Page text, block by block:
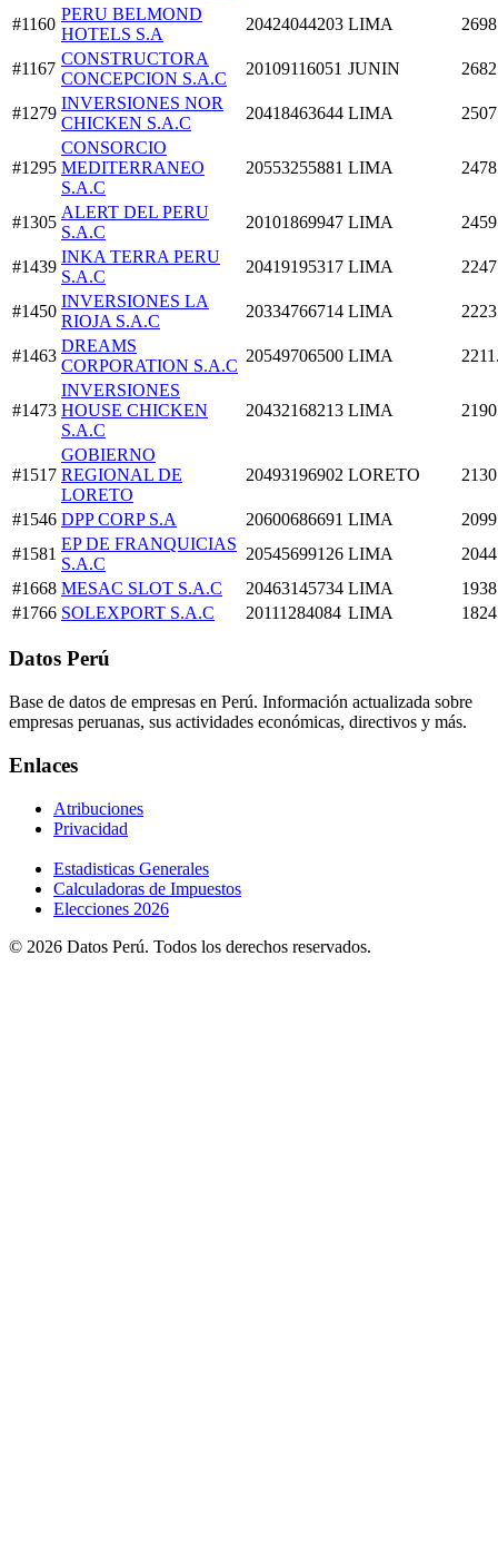
#1160
PERU BELMOND
HOTELS S.A
20424044203 LIMA
#1167
CONSTRUCTORA
CONCEPCION S.A.C
20109116051 JUNIN
#1279
INVERSIONES NOR
CHICKEN S.A.C
20418463644 LIMA
#1295
CONSORCIO
MEDITERRANEO
S.A.C
20553255881 LIMA
#1305
ALERT DEL PERU
S.A.C
20101869947 LIMA
#1439
INKA TERRA PERU
S.A.C
20419195317 LIMA
#1450
INVERSIONES LA
RIOJA S.A.C
20334766714 LIMA
#1463
DREAMS
CORPORATION S.A.C
20549706500 LIMA
#1473
INVERSIONES
HOUSE CHICKEN
S.A.C
20432168213 LIMA
#1517
GOBIERNO
REGIONAL DE
LORETO
20493196902 LORETO
#1546 DPP CORP S.A 20600686691 LIMA
#1581
EP DE FRANQUICIAS
S.A.C
20545699126 LIMA
#1668 MESAC SLOT S.A.C 20463145734 LIMA
#1766 SOLEXPORT S.A.C 20111284084 LIMA
Datos Perú
Base de datos de empresas en Perú. Información actualizada sobre
empresas peruanas, sus actividades económicas, directivos y más.
Enlaces
Atribuciones
Privacidad
Estadisticas Generales
Calculadoras de Impuestos
Elecciones 2026
© 2026 Datos Perú. Todos los derechos reservados.